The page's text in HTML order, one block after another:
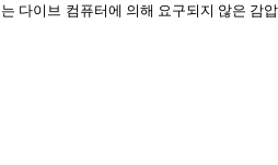
다이브 컴퓨터에 의해 요구되지 않은 감압